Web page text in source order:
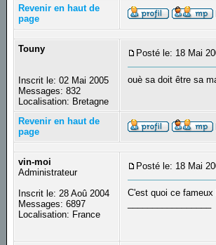
Revenir en haut de
page
Touny
Inscrit le: 02 Mai 2005
Messages: 832
Localisation: Bretagne
Posté le: 18 Mai
ouè sa doit être sa
Revenir en haut de
page
vin-moi
Administrateur
Inscrit le: 28 Aoû 2004
Messages: 6897
Localisation: France
Posté le: 18 Mai
C'est quoi ce fameux